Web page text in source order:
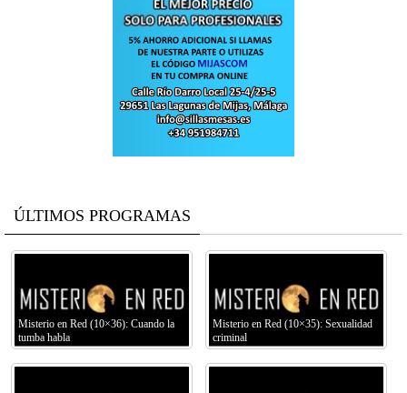
ÚLTIMOS PROGRAMAS
Misterio en Red (10×36): Cuando la
tumba habla
Misterio en Red (10×35): Sexualidad
criminal